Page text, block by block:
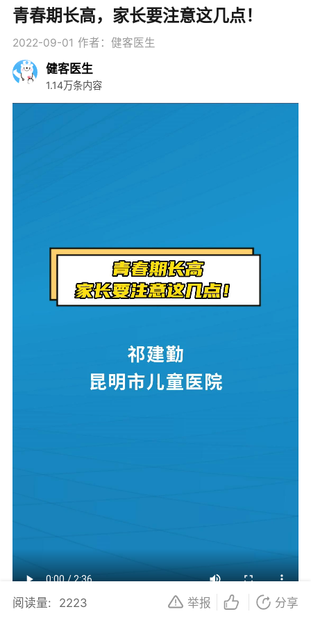
青春期长高，家长要注意这几点！
2022-09-01 作者：健客医生
健客医生
1.14万条内容
阅读量: 2223 举报 分享